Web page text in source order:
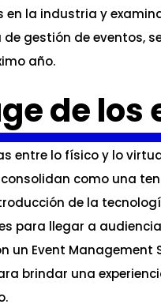
en la industria y
gestión de eventos,
año.
de los
entre lo físico y lo
como una
de la
para llegar a
un Event
brindar una